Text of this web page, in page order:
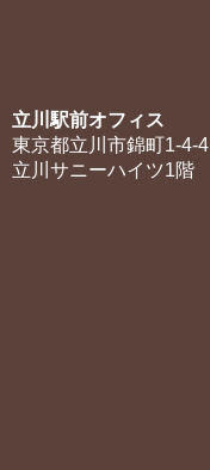
立川駅前オフィス
東京都立川市錦町1-4-4
立川サニーハイツ1階